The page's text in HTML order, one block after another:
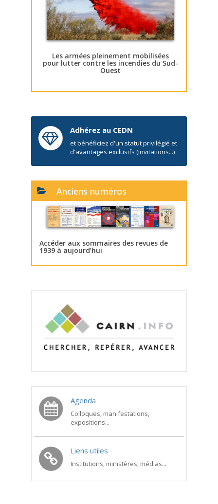
Les armées pleinement mobilisées
pour lutter contre les incendies du Sud-
Ouest
Adhérez au CEDN
et bénéficiez d'un statut privilégié et
d'avantages exclusifs (invitations...)
Anciens numéros
Accéder aux sommaires des revues de
1939 à aujourd’hui
Agenda
Colloques, manifestations,
expositions...
Liens utiles
Institutions, ministères, médias...